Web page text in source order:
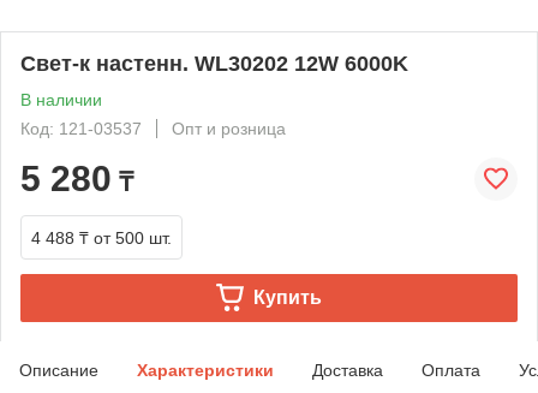
Свет-к настенн. WL30202 12W 6000K
В наличии
Код: 121-03537
Опт и розница
5 280 ₸
4 488 ₸ от 500 шт.
Купить
Описание Характеристики Доставка Оплата